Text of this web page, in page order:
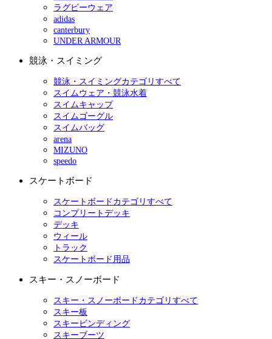
ラグビーウェア
adidas
canterbury
UNDER ARMOUR
競泳・スイミング
競泳・スイミングカテゴリすべて
スイムウェア・競泳水着
スイムキャップ
スイムゴーグル
スイムバッグ
arena
MIZUNO
speedo
スケートボード
スケートボードカテゴリすべて
コンプリートデッキ
デッキ
ウィール
トラック
スケートボード用品
スキー・スノーボード
スキー・スノーボードカテゴリすべて
スキー板
スキービンディング
スキーブーツ